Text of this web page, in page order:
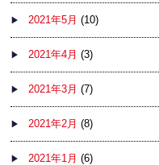
2021年5月 (10)
2021年4月 (3)
2021年3月 (7)
2021年2月 (8)
2021年1月 (6)